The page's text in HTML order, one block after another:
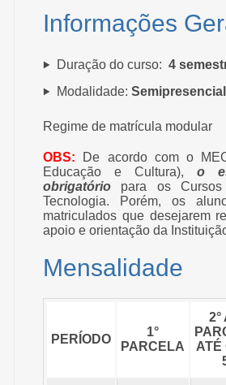
Informações
Duração do curso: 4
Modalidade: Semipresencial
Regime de matrícula modular
OBS: De acordo com o
Educação e Cultura), o
obrigatório para os Cursos
Tecnologia. Porém, os
matriculados que desejarem
apoio e orientação da
Mensalidade
PERÍODO
1°
PARCELA
2°
ATÉ